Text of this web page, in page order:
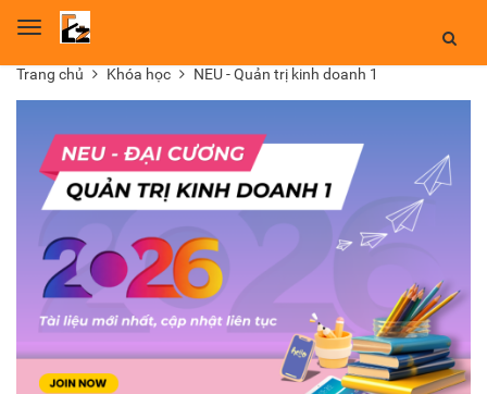
Toggle
Trang chủ Khóa học NEU - Quản trị kinh doanh 1